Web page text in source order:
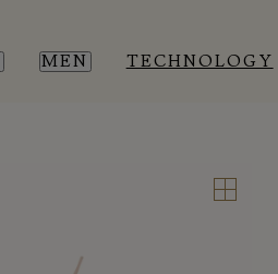
MEN TECHNOLOGY